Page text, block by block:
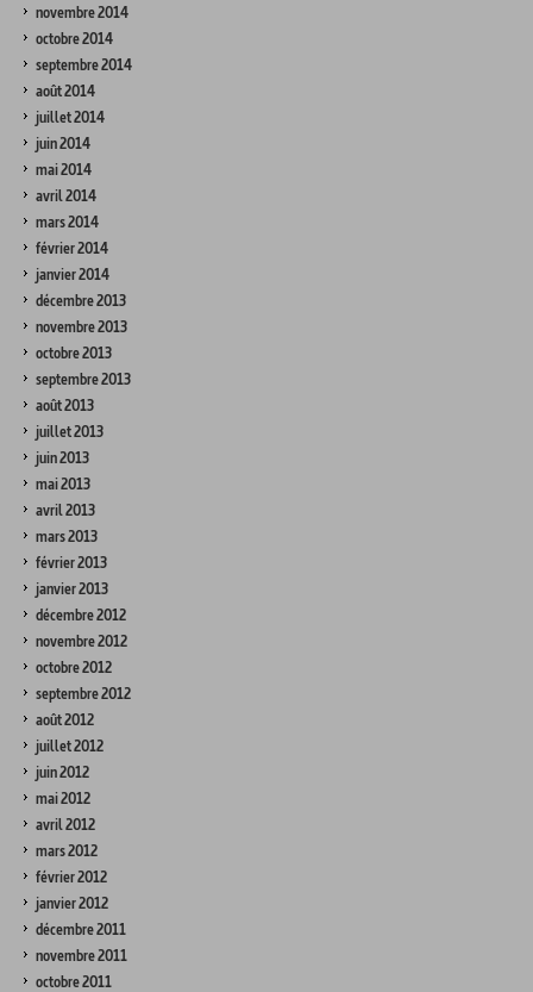
novembre 2014
octobre 2014
septembre 2014
août 2014
juillet 2014
juin 2014
mai 2014
avril 2014
mars 2014
février 2014
janvier 2014
décembre 2013
novembre 2013
octobre 2013
septembre 2013
août 2013
juillet 2013
juin 2013
mai 2013
avril 2013
mars 2013
février 2013
janvier 2013
décembre 2012
novembre 2012
octobre 2012
septembre 2012
août 2012
juillet 2012
juin 2012
mai 2012
avril 2012
mars 2012
février 2012
janvier 2012
décembre 2011
novembre 2011
octobre 2011